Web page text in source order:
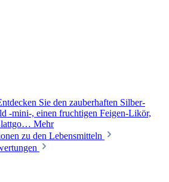
Sie den zauberhaften Silber-
-mini-, einen fruchtigen Feigen-Likör,
Mehr
zu den Lebensmitteln